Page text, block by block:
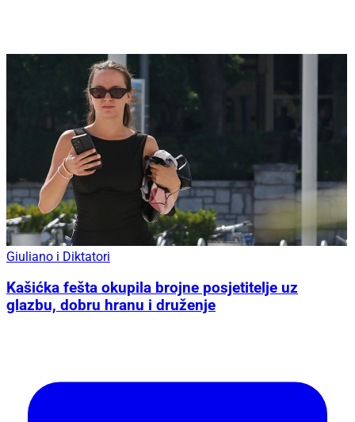
Giuliano i Diktatori
Kašićka fešta okupila brojne posjetitelje uz
glazbu, dobru hranu i druženje